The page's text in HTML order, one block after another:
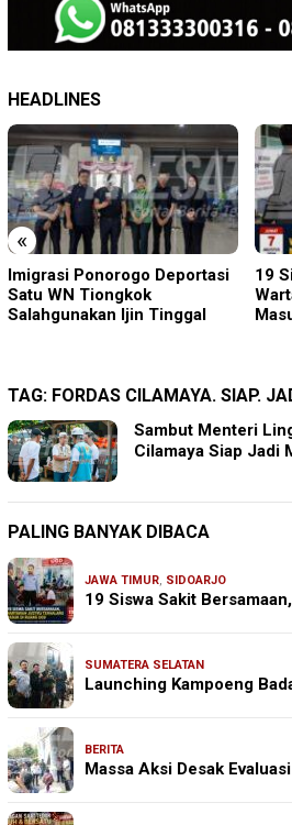
HEADLINES
«
19 Siswa Sakit Bersamaan,
Wartawan Sempat Terhalang
Masuk ke Ruang UGD
TAG: FORDAS CILAMAYA. SIAP.
Sambut Menteri
Cilamaya Siap Jadi
PALING BANYAK DIBACA
JAWA TIMUR, SIDOARJO
19 Siswa Sakit
SUMATERA SELATAN
Launching Kampoeng
BERITA
Massa Aksi Desak